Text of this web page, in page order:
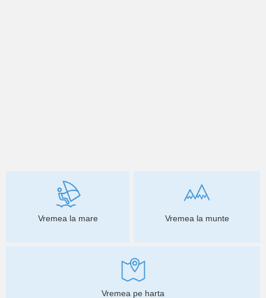
Vremea la mare Vremea la munte
Vremea pe harta